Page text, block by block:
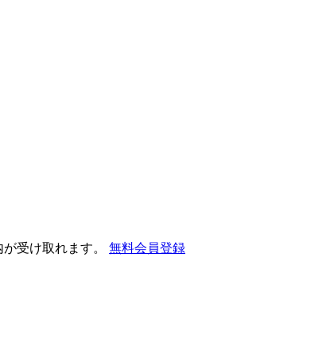
受け取れます。 無料会員登録